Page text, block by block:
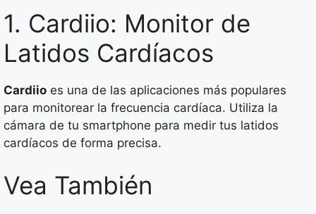
1. Cardiio: Monitor de
Latidos Cardíacos
Cardiio es una de las aplicaciones más populares
para monitorear la frecuencia cardíaca. Utiliza la
cámara de tu smartphone para medir tus latidos
cardíacos de forma precisa.
Vea También